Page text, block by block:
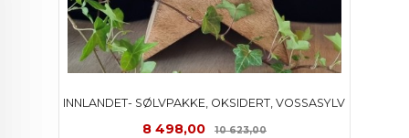
INNLANDET- SØLVPAKKE, OKSIDERT, VOSSASYLV
Tilbud
8 498,00 10 623,00Rabatt